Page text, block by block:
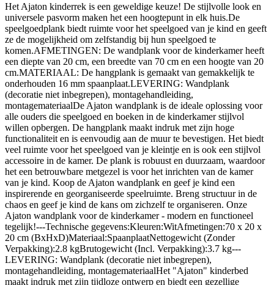
Het Ajaton kinderrek is een geweldige keuze! De stijlvolle look en
universele pasvorm maken het een hoogtepunt in elk huis.De
speelgoedplank biedt ruimte voor het speelgoed van je kind en geeft
ze de mogelijkheid om zelfstandig bij hun speelgoed te
komen.AFMETINGEN: De wandplank voor de kinderkamer heeft
een diepte van 20 cm, een breedte van 70 cm en een hoogte van 20
cm.MATERIAAL: De hangplank is gemaakt van gemakkelijk te
onderhouden 16 mm spaanplaat.LEVERING: Wandplank
(decoratie niet inbegrepen), montagehandleiding,
montagemateriaalDe Ajaton wandplank is de ideale oplossing voor
alle ouders die speelgoed en boeken in de kinderkamer stijlvol
willen opbergen. De hangplank maakt indruk met zijn hoge
functionaliteit en is eenvoudig aan de muur te bevestigen. Het biedt
veel ruimte voor het speelgoed van je kleintje en is ook een stijlvol
accessoire in de kamer. De plank is robuust en duurzaam, waardoor
het een betrouwbare metgezel is voor het inrichten van de kamer
van je kind. Koop de Ajaton wandplank en geef je kind een
inspirerende en georganiseerde speelruimte. Breng structuur in de
chaos en geef je kind de kans om zichzelf te organiseren. Onze
Ajaton wandplank voor de kinderkamer - modern en functioneel
tegelijk!---Technische gegevens:Kleuren:WitAfmetingen:70 x 20 x
20 cm (BxHxD)Materiaal:SpaanplaatNettogewicht (Zonder
Verpakking):2.8 kgBrutogewicht (Incl. Verpakking):3.7 kg---
LEVERING: Wandplank (decoratie niet inbegrepen),
montagehandleiding, montagemateriaalHet "Ajaton" kinderbed
maakt indruk met zijn tijdloze ontwerp en biedt een gezellige